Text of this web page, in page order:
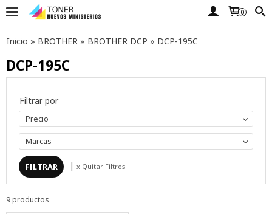
0
Inicio » BROTHER » BROTHER DCP » DCP-195C
DCP-195C
Filtrar por
Precio
Marcas
| x Quitar Filtros
9 productos